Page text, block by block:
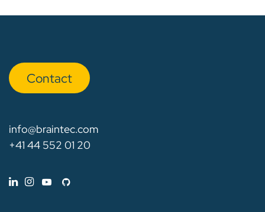
Con​​​​tact
info@braintec.com
+41 44 552 01 20